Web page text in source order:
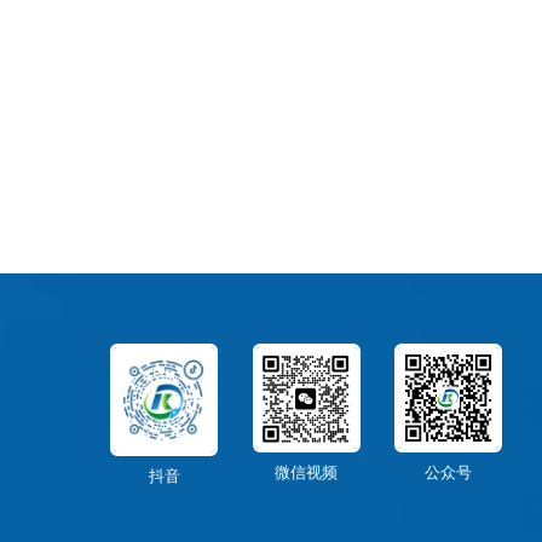
抖音 微信视频 公众号